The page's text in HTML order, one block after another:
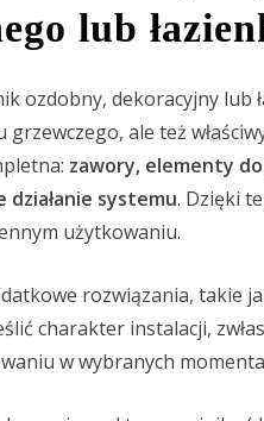
lub
ozdobny, dekoracyjny lub
ale też
zawory, elementy
systemu. Dzięki
użytkowaniu.
rozwiązania, takie
charakter instalacji,
w wybranych